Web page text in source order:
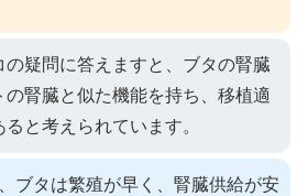
の疑問に答えますと、ブタの腎臓
の腎臓と似た機能を持ち、移植適
ると考えられています。
ブタは繁殖が早く、腎臓供給が安